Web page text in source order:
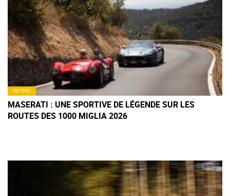
RETRO
MASERATI : UNE SPORTIVE DE LÉGENDE SUR LES
ROUTES DES 1000 MIGLIA 2026